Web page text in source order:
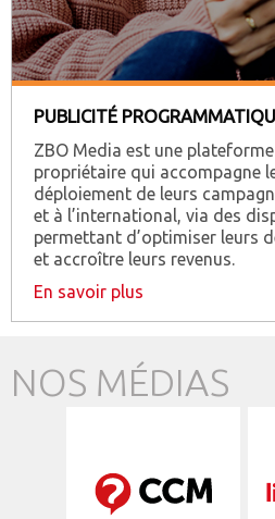
PUBLICITÉ
ZBO Media est une
propriétaire qui accompagne
déploiement de leurs
et à l’international, via des
permettant d’optimiser leurs
et accroître leurs revenus.
En savoir plus
NOS MÉDIAS